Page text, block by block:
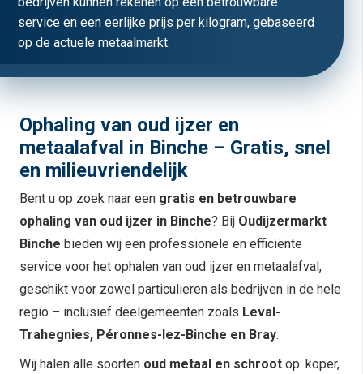
service en een eerlijke prijs per kilogram, gebaseerd
op de actuele metaalmarkt.
Ophaling van oud ijzer en
metaalafval in Binche – Gratis, snel
en milieuvriendelijk
Bent u op zoek naar een gratis en betrouwbare
ophaling van oud ijzer in Binche? Bij Oudijzermarkt
Binche bieden wij een professionele en efficiënte
service voor het ophalen van oud ijzer en metaalafval,
geschikt voor zowel particulieren als bedrijven in de hele
regio – inclusief deelgemeenten zoals Leval-
Trahegnies, Péronnes-lez-Binche en Bray.
Wij halen alle soorten oud metaal en schroot op: koper,